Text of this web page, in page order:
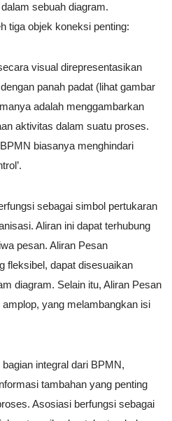
sebuah diagram.
tiga objek koneksi penting:
visual direpresentasikan
panah padat (lihat gambar
adalah menggambarkan
aktivitas dalam suatu proses.
biasanya menghindari
sebagai simbol pertukaran
Aliran ini dapat terhubung
pesan. Aliran Pesan
fleksibel, dapat disesuaikan
diagram. Selain itu, Aliran Pesan
yang melambangkan isi
integral dari BPMN,
tambahan yang penting
Asosiasi berfungsi sebagai